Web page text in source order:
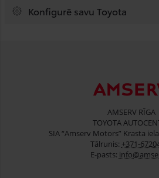
Konfigurē savu Toyota
AMSERV RĪGA
TOYOTA
SIA “Amserv Motors” Krasta
Tālrunis: +371-
E-pasts: